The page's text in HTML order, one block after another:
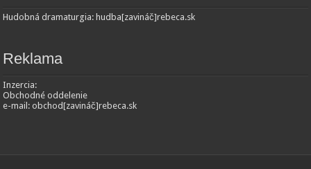
Hudobná dramaturgia: hudba[zavináč]rebeca.sk
Reklama
Inzercia:
Obchodné oddelenie
e-mail: obchod[zavináč]rebeca.sk